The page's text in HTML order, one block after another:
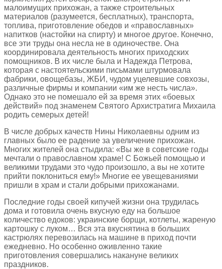
малоимущих прихожан, а также строительных
материалов (разумеется, бесплатных), транспорта,
топлива, приготовление обедов и «православных»
напитков (настойки на спирту) и многое другое. Конечно,
все эти труды она несла не в одиночестве. Она
координировала деятельность многих приходских
помощников. В их числе была и Надежда Петрова,
которая с настоятельскими письмами штурмовала
фабрики, овощебазы, ЖБИ, чудом уцелевшие совхозы,
различные фирмы и компании «им же несть числа».
Однако это не помешало ей за время этих «боевых
действий» под знаменем Святого Архистратига Михаила
родить семерых детей!
В числе добрых качеств Нины Николаевны одним из
главных было ее радение за увеличение прихожан.
Многих жителей она стыдила: «Вы же в советские годы
мечтали о православном храме! С Божьей помощью и
великими трудами это чудо произошло, а вы не хотите
прийти поклониться ему!» Многие ее увещеваниями
пришли в храм и стали добрыми прихожанами.
Последние годы своей кипучей жизни она трудилась
дома и готовила очень вкусную еду на большое
количество едоков: украинские борщи, котлеты, жареную
картошку с луком… Вся эта вкуснятина в больших
кастрюлях перевозилась на машине в приход почти
ежедневно. Но особенно оживленно такие
приготовления совершались накануне великих
праздников.